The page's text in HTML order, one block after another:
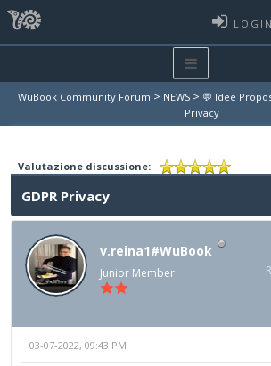
LOGIN
WuBook Community Forum > NEWS > 💬 Idee
Privacy
Valutazione discussione:
GDPR Privacy
v.reina1#WuBook
Junior Member
03-07-2022, 09:43 PM